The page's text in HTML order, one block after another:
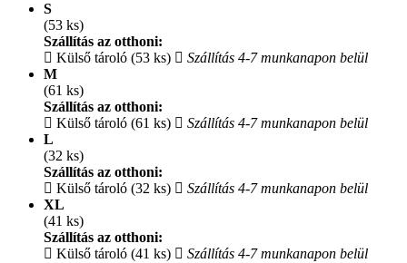
S
(53 ks)
Szállítás az otthoni:
Külső tároló (53 ks)
Szállítás 4-7 munkanapon belül
M
(61 ks)
Szállítás az otthoni:
Külső tároló (61 ks)
Szállítás 4-7 munkanapon belül
L
(32 ks)
Szállítás az otthoni:
Külső tároló (32 ks)
Szállítás 4-7 munkanapon belül
XL
(41 ks)
Szállítás az otthoni:
Külső tároló (41 ks)
Szállítás 4-7 munkanapon belül